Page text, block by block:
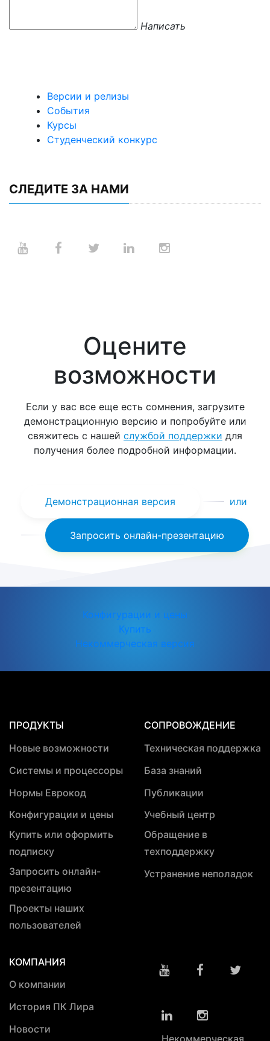
Написать
Версии и релизы
События
Курсы
Студенческий конкурс
СЛЕДИТЕ ЗА НАМИ
Оцените
возможности
Если у вас все еще есть сомнения, загрузите
демонстрационную версию и попробуйте или
свяжитесь с нашей службой поддержки для
получения более подробной информации.
Демонстрационная версия или
Запросить онлайн-презентацию
Конфигурации и цены
Купить
Некоммерческая версия
ПРОДУКТЫ
Новые возможности
Системы и процессоры
Нормы Еврокод
Конфигурации и цены
Купить или оформить
подписку
Запросить онлайн-
презентацию
Проекты наших
пользователей
СОПРОВОЖДЕНИЕ
Техническая поддержка
База знаний
Публикации
Учебный центр
Обращение в
техподдержку
Устранение неполадок
КОМПАНИЯ
О компании
История ПК Лира
Новости